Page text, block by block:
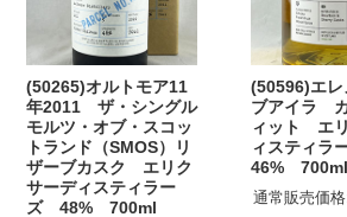
(50265)オルトモア11
年2011 ザ・シングル
モルツ・オブ・スコッ
トランド（SMOS）リ
ザーブカスク エリク
サーディスティラー
ズ 48% 700ml
(50596)エレ
ブアイラ
ィット エ
ィスティラ
46% 700ml
通常販売価